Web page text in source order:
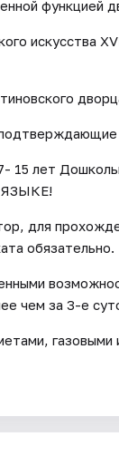
функцией
искусства
15 лет
для
обязательно.
чем за 3-е
газовыми